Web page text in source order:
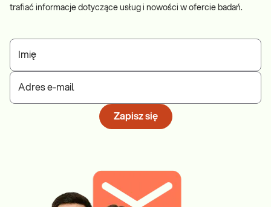
trafiać informacje dotyczące usług i nowości w ofercie badań.
Imię
Adres e-mail
Zapisz się